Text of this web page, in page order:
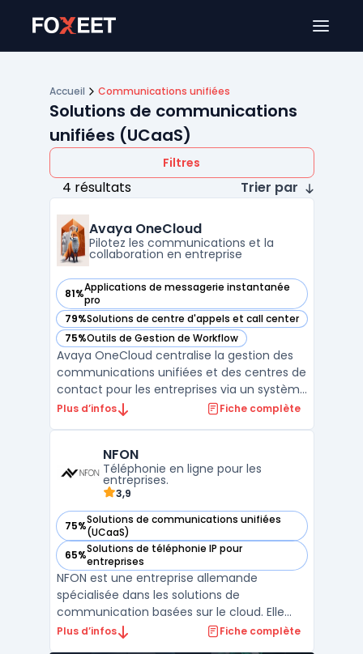
Accueil Communications unifiées
Solutions de communications
unifiées (UCaaS)
Filtres
4 résultats Trier par
Avaya OneCloud
Pilotez les communications et la
collaboration en entreprise
81%Applications de messagerie instantanée
pro
— voir Avaya OneCloud dans cette catégorie
79%Solutions de centre d'appels et call center
— voir Avaya OneCloud dans cette catégorie
75%Outils de Gestion de Workflow
— voir Avaya OneCloud dans cette catégorie
Avaya OneCloud centralise la gestion des
communications unifiées et des centres de
contact pour les entreprises via un système
d’abonnement. Les organisations disposent
coûts. Ce service permet de déployer des
outil ...
Plus d’infos Fiche complète
NFON
Téléphonie en ligne pour les
entreprises.
3,9
75%Solutions de communications unifiées
(UCaaS)
— voir NFON dans cette catégorie
65%Solutions de téléphonie IP pour
entreprises
— voir NFON dans cette catégorie
NFON est une entreprise allemande
spécialisée dans les solutions de
communication basées sur le cloud. Elle
propose une gamme complète de services
Plus d’infos Fiche complète